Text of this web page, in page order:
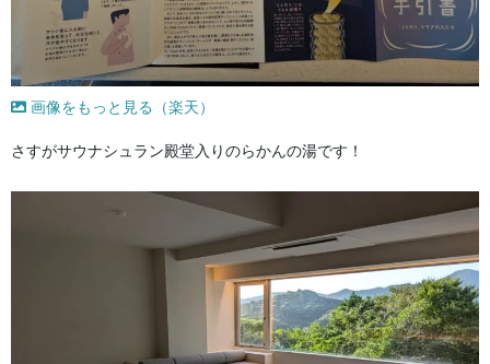
画像をもっと見る（楽天）
さすがサウナシュラン殿堂入りのらかんの湯です！